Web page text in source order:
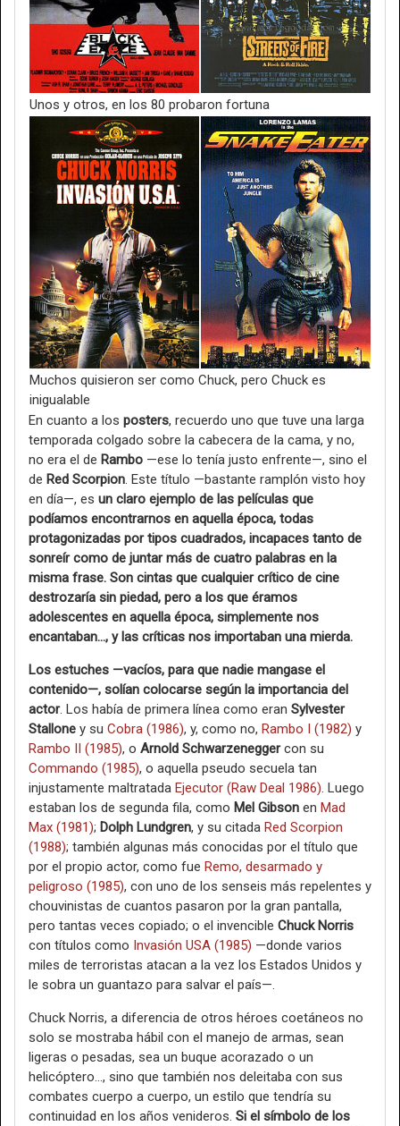
Unos y otros, en los 80 probaron fortuna
Muchos quisieron ser como Chuck, pero Chuck es
inigualable
En cuanto a los posters, recuerdo uno que tuve una larga
temporada colgado sobre la cabecera de la cama, y no,
no era el de Rambo —ese lo tenía justo enfrente—, sino el
de Red Scorpion. Este título —bastante ramplón visto hoy
en día—, es un claro ejemplo de las películas que
podíamos encontrarnos en aquella época, todas
protagonizadas por tipos cuadrados, incapaces tanto de
sonreír como de juntar más de cuatro palabras en la
misma frase. Son cintas que cualquier crítico de cine
destrozaría sin piedad, pero a los que éramos
adolescentes en aquella época, simplemente nos
encantaban…, y las críticas nos importaban una mierda.
Los estuches —vacíos, para que nadie mangase el
contenido—, solían colocarse según la importancia del
actor. Los había de primera línea como eran Sylvester
Stallone y su Cobra (1986), y, como no, Rambo I (1982) y
Rambo II (1985), o Arnold Schwarzeneggercon su
Commando (1985), o aquella pseudo secuela tan
injustamente maltratada Ejecutor (Raw Deal 1986). Luego
estaban los de segunda fila, como Mel Gibson en Mad
Max (1981); Dolph Lundgren, y su citada Red Scorpion
(1988); también algunas más conocidas por el título que
por el propio actor, como fue Remo, desarmado y
peligroso (1985), con uno de los senseis más repelentes y
chouvinistas de cuantos pasaron por la gran pantalla,
pero tantas veces copiado; o el invencible Chuck Norris
con títulos como Invasión USA (1985) —donde varios
miles de terroristas atacan a la vez los Estados Unidos y
le sobra un guantazo para salvar el país—.
Chuck Norris, a diferencia de otros héroes coetáneos no
solo se mostraba hábil con el manejo de armas, sean
ligeras o pesadas, sea un buque acorazado o un
helicóptero…, sino que también nos deleitaba con sus
combates cuerpo a cuerpo, un estilo que tendría su
continuidad en los años venideros. Si el símbolo de los